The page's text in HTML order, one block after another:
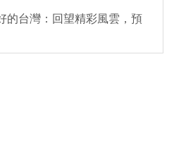
的台灣：回望精彩風雲，預